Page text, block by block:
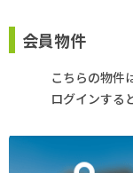
会員物件
こちらの物件
ログインする